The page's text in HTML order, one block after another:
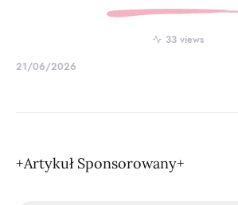
33 views
21/06/2026
+Artykuł Sponsorowany+